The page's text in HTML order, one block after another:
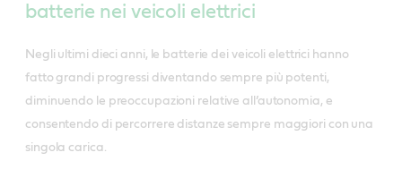
batterie nei veicoli elettrici
Negli ultimi dieci anni, le batterie dei veicoli elettrici hanno
fatto grandi progressi diventando sempre più potenti,
diminuendo le preoccupazioni relative all’autonomia, e
consentendo di percorrere distanze sempre maggiori con una
singola carica.